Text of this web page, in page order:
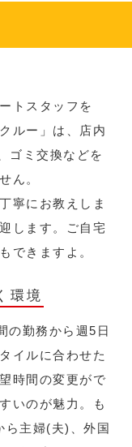
トスタッフを
ルー」は、店内
ゴミ交換などを
ん。
寧にお教えしま
します。ご自宅
できますよ。
環境
の勤務から週5日
イルに合わせた
時間の変更がで
いのが魅力。も
ら主婦(夫)、外国